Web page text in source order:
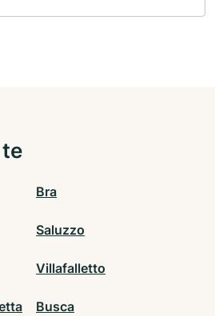
Bra
Saluzzo
Villafalletto
Busca